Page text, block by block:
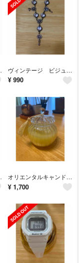
11号 ヴィンテージ ビジューネックレス
¥ 990
1t's 8lue オリエンタルキャンドルポット カモミール
¥ 1,700